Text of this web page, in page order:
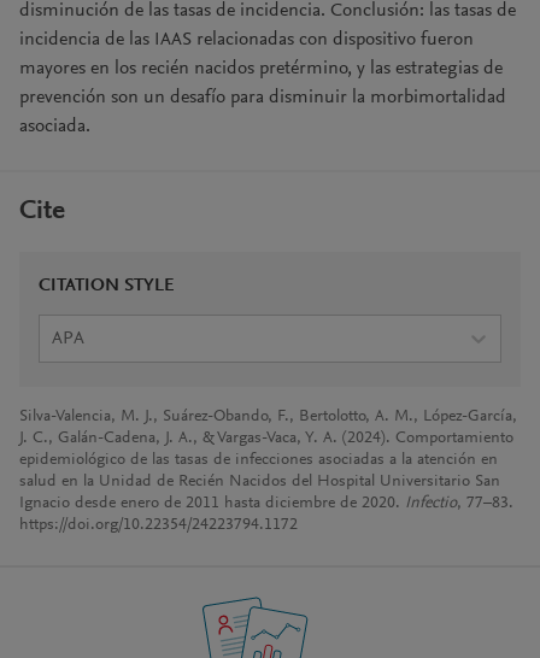
disminución de las tasas de incidencia. Conclusión: las tasas de
incidencia de las IAAS relacionadas con dispositivo fueron
mayores en los recién nacidos pretérmino, y las estrategias de
prevención son un desafío para disminuir la morbimortalidad
asociada.
Cite
CITATION STYLE
APA
Silva-Valencia, M. J., Suárez-Obando, F., Bertolotto, A. M., López-García,
J. C., Galán-Cadena, J. A., & Vargas-Vaca, Y. A. (2024). Comportamiento
epidemiológico de las tasas de infecciones asociadas a la atención en
salud en la Unidad de Recién Nacidos del Hospital Universitario San
Ignacio desde enero de 2011 hasta diciembre de 2020. Infectio, 77–83.
https://doi.org/10.22354/24223794.1172